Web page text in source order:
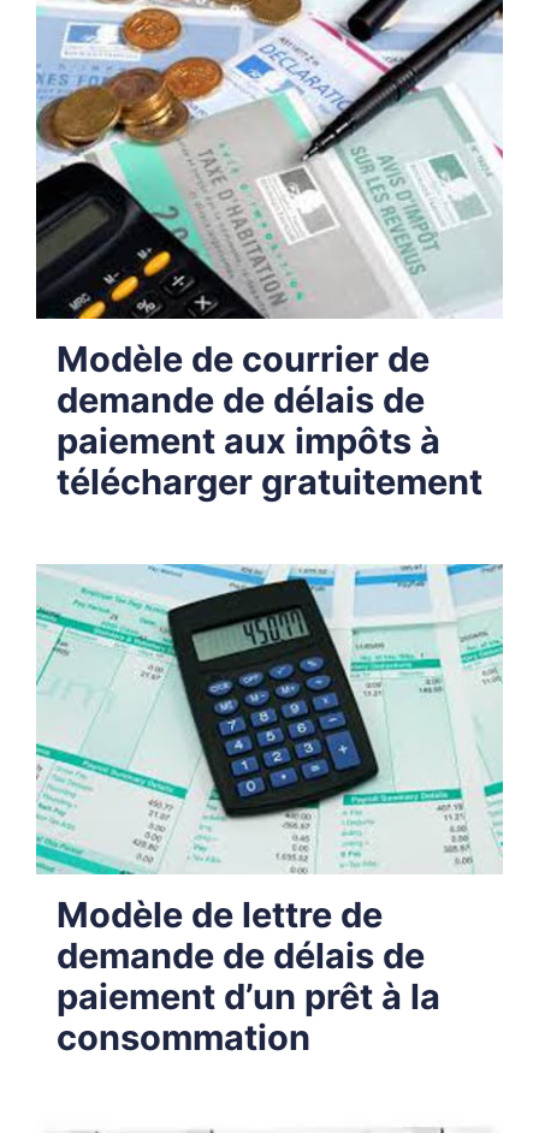
Modèle de courrier de
demande de délais de
paiement aux impôts à
télécharger gratuitement
Modèle de lettre de
demande de délais de
paiement d’un prêt à la
consommation